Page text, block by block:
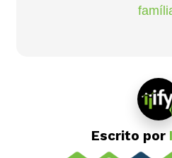
Escrito por